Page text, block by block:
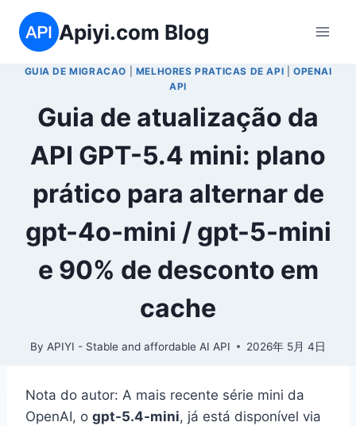
content
Apiyi.com Blog
GUIA DE MIGRACAO MELHORES PRATICAS DE API
OPENAI
API
Guia de atualização da
API GPT-5.4 mini: plano
prático para alternar de
gpt-4o-mini / gpt-5-mini
e 90% de desconto em
cache
By APIYI - Stable and affordable AI API 2026年 5月 4日
Nota do autor: A mais recente série mini da
OpenAI, o gpt-5.4-mini, já está disponível via